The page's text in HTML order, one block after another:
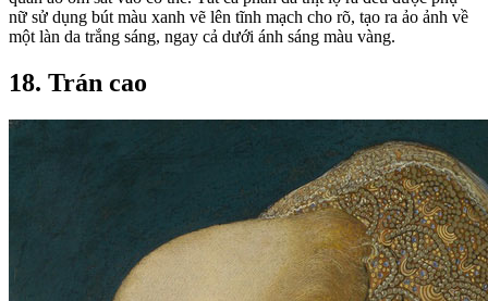
nữ sử dụng bút màu xanh vẽ lên tĩnh mạch cho rõ, tạo ra ảo ảnh về
một làn da trắng sáng, ngay cả dưới ánh sáng màu vàng.
18. Trán cao